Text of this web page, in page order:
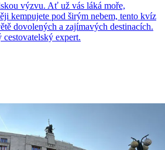
výzvu. Ať už vás láká moře,
kempujete pod širým nebem, tento kvíz
dovolených a zajímavých destinacích.
cestovatelský expert.